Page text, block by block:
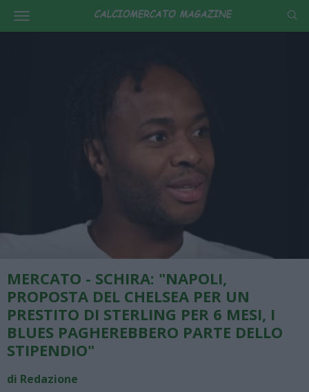
MERCATO - SCHIRA: "NAPOLI,
PROPOSTA DEL CHELSEA PER UN
PRESTITO DI STERLING PER 6 MESI, I
BLUES PAGHEREBBERO PARTE DELLO
STIPENDIO"
di Redazione